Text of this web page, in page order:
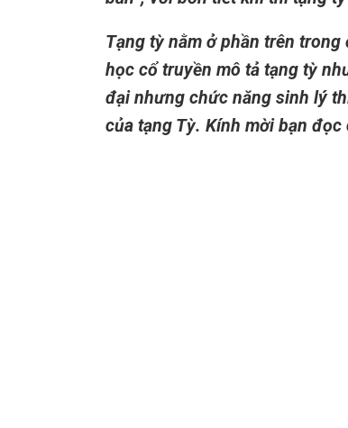
Tạng tỳ nằm ở phần trên
học cổ truyền mô tả tạng tỳ
đại nhưng chức năng sinh lý
của tạng Tỳ. Kính mời bạn đọc